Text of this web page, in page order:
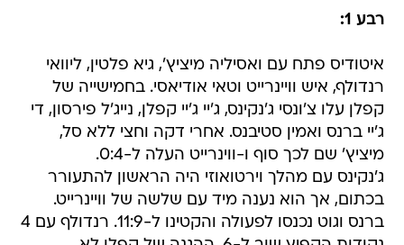
רבע 1:
איטודיס פתח עם ואסיליה מיציץ', גיא פלטין, ליוואי
רנדולף, איש וויינרייט וטאי אודיאסי. בחמישייה של
קפלן עלו צ'ונסי ג'נקינס, ג'יי ג'יי קפלן, נייג'ל פירסון, די
ג'יי ברנס ואמין סטיבנס. אחרי דקה וחצי ללא סל,
מיציץ' שם לכך סוף ו-ווינרייט העלה ל-0:4.
ג'נקינס עם מהלך וירטואוזי היה הראשון להתעורר
בכתום, אך הוא נענה מיד עם שלשה של וויינרייט.
ברנס וגוט נכנסו לפעולה והקטינו ל-11:9. רנדולף עם 4